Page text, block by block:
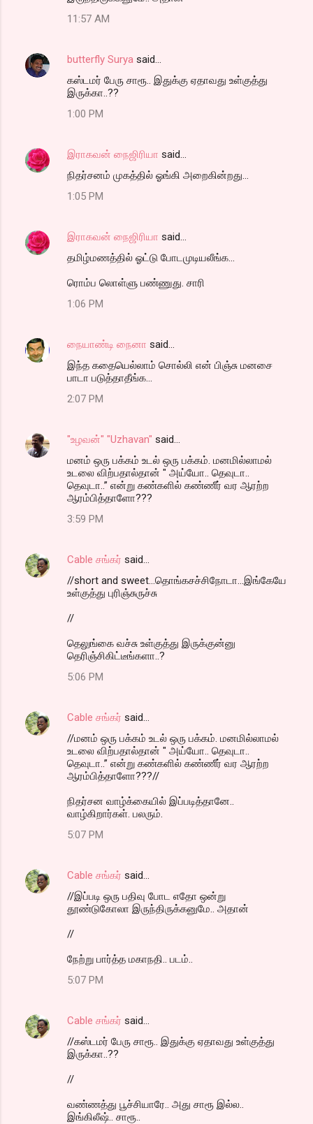
11:57 AM
butterfly Surya said…
கஸ்டமர் பேரு சாரூ.. இதுக்கு ஏதாவது உள்குத்து
இருக்கா..??
1:00 PM
இராகவன் நைஜிரியா said…
நிதர்சனம் முகத்தில் ஓங்கி அறைகின்றது...
1:05 PM
இராகவன் நைஜிரியா said…
தமிழ்மணத்தில் ஓட்டு போடமுடியலீங்க...
ரொம்ப லொள்ளு பண்ணுது. சாரி
1:06 PM
நையாண்டி நைனா said…
இந்த கதையெல்லாம் சொல்லி என் பிஞ்சு மனசை
பாடா படுத்தாதீங்க...
2:07 PM
"உழவன்" "Uzhavan" said…
மனம் ஒரு பக்கம் உடல் ஒரு பக்கம். மனமில்லாமல்
உடலை விற்பதால்தான் " அய்யோ.. தெவுடா..
தெவுடா..” என்று கண்களில் கண்ணீர் வர ஆரற்ற
ஆரம்பித்தாளோ???
3:59 PM
Cable சங்கர் said…
//short and sweet...தொங்கசச்சிநோடா...இங்கேயே
உள்குத்து புரிஞ்சுருச்சு
//
தெலுங்கை வச்சு உள்குத்து இருக்குன்னு
தெரிஞ்சிகிட்டீங்களா..?
5:06 PM
Cable சங்கர் said…
//மனம் ஒரு பக்கம் உடல் ஒரு பக்கம். மனமில்லாமல்
உடலை விற்பதால்தான் " அய்யோ.. தெவுடா..
தெவுடா..” என்று கண்களில் கண்ணீர் வர ஆரற்ற
ஆரம்பித்தாளோ???//
நிதர்சன வாழ்க்கையில் இப்படித்தானே..
வாழ்கிறார்கள். பலரும்.
5:07 PM
Cable சங்கர் said…
//இப்படி ஒரு பதிவு போட எதோ ஒன்று
தூண்டுகோலா இருந்திருக்கனுமே.. அதான்
//
நேற்று பார்த்த மகாநதி.. படம்..
5:07 PM
Cable சங்கர் said…
//கஸ்டமர் பேரு சாரூ.. இதுக்கு ஏதாவது உள்குத்து
இருக்கா..??
//
வண்ணத்து பூச்சியாரே.. அது சாரூ இல்ல..
இங்கிலீஷ்.. சாரூ..